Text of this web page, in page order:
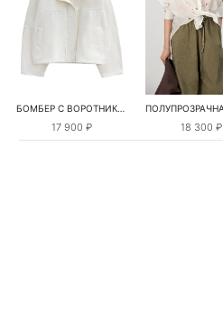
БОМБЕР С ВОРОТНИКОМ-СТОЙКОЙ
17 900 ₽ 18 300 ₽